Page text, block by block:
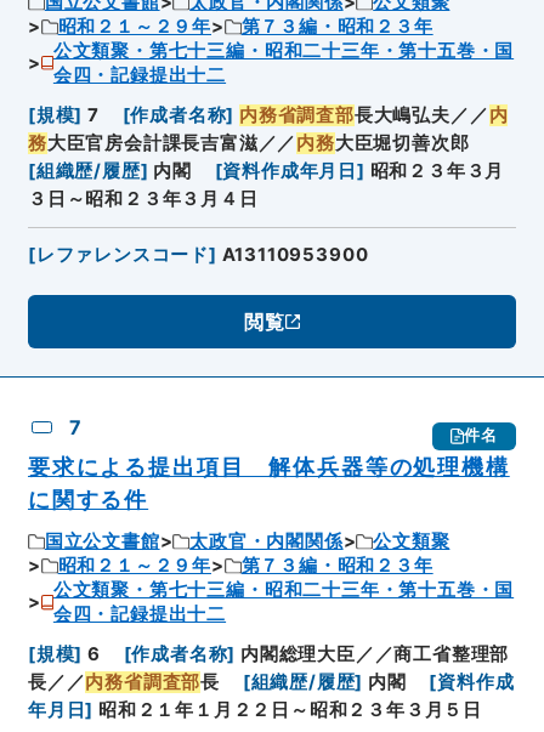
昭和２１～２９年
第７３編・昭和２３年
公文類聚・第七十三編・昭和二十三年・第十五巻・国
会四・記録提出十二
[規模] 7 [作成者名称] 内務省調査部長大嶋弘夫／／内
務大臣官房会計課長吉富滋／／内務大臣堀切善次郎
[組織歴/履歴] 内閣 [資料作成年月日] 昭和２３年３月
３日～昭和２３年３月４日
[レファレンスコード] A13110953900
閲覧
7 件名
要求による提出項目 解体兵器等の処理機構
に関する件
国立公文書館 太政官・内閣関係
公文類聚
昭和２１～２９年
第７３編・昭和２３年
公文類聚・第七十三編・昭和二十三年・第十五巻・国
会四・記録提出十二
[規模] 6 [作成者名称] 内閣総理大臣／／商工省整理部
長／／内務省調査部長 [組織歴/履歴] 内閣 [資料作成
年月日] 昭和２１年１月２２日～昭和２３年３月５日